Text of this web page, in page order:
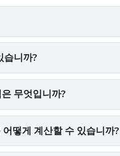
습니까?
무엇입니까?
떻게 계산할 수 있습니까?